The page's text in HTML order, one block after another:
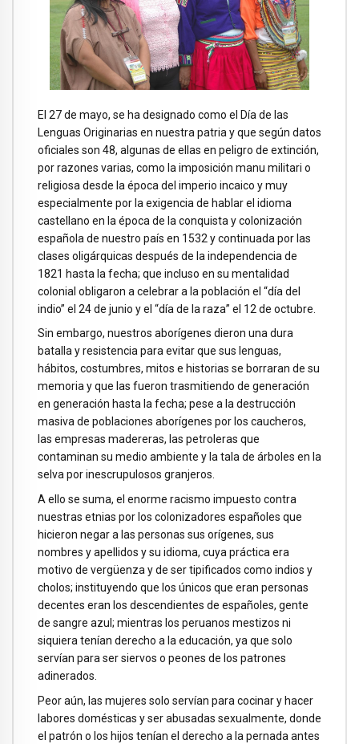
El 27 de mayo, se ha designado como el Día de las
Lenguas Originarias en nuestra patria y que según datos
oficiales son 48, algunas de ellas en peligro de extinción,
por razones varias, como la imposición manu militari o
religiosa desde la época del imperio incaico y muy
especialmente por la exigencia de hablar el idioma
castellano en la época de la conquista y colonización
española de nuestro país en 1532 y continuada por las
clases oligárquicas después de la independencia de
1821 hasta la fecha; que incluso en su mentalidad
colonial obligaron a celebrar a la población el “día del
indio” el 24 de junio y el “día de la raza” el 12 de octubre.
Sin embargo, nuestros aborígenes dieron una dura
batalla y resistencia para evitar que sus lenguas,
hábitos, costumbres, mitos e historias se borraran de su
memoria y que las fueron trasmitiendo de generación
en generación hasta la fecha; pese a la destrucción
masiva de poblaciones aborígenes por los caucheros,
las empresas madereras, las petroleras que
contaminan su medio ambiente y la tala de árboles en la
selva por inescrupulosos granjeros.
A ello se suma, el enorme racismo impuesto contra
nuestras etnias por los colonizadores españoles que
hicieron negar a las personas sus orígenes, sus
nombres y apellidos y su idioma, cuya práctica era
motivo de vergüenza y de ser tipificados como indios y
cholos; instituyendo que los únicos que eran personas
decentes eran los descendientes de españoles, gente
de sangre azul; mientras los peruanos mestizos ni
siquiera tenían derecho a la educación, ya que solo
servían para ser siervos o peones de los patrones
adinerados.
Peor aún, las mujeres solo servían para cocinar y hacer
labores domésticas y ser abusadas sexualmente, donde
el patrón o los hijos tenían el derecho a la pernada antes